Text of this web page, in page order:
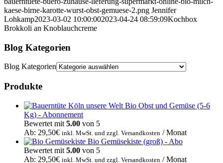
kaese-birne-karotte-wurst-obst-gemuese-2.png Jennifer
Lohkamp2023-03-02 10:00:002023-04-24 08:59:09Kochbox
Brokkoli an Knoblauchcreme
Blog Kategorien
Blog Kategorien
Produkte
Bio Obst und Gemüse (5-6
Kg) - Abonnement
Bewertet mit 5.00 von 5
Ab: 29,50€ inkl. MwSt. und zzgl. Versandkosten / Monat
Bio Gemüsekiste (groß) - Abo
Bewertet mit 5.00 von 5
Ab: 29,50€ inkl. MwSt. und zzgl. Versandkosten / Monat